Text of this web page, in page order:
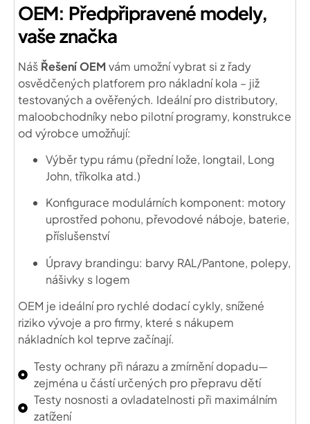
Testy ochrany při nárazu a zmírnění dopadu—
zejména u částí určených pro přepravu dětí
Testy nosnosti a ovladatelnosti při maximálním
zatížení
OEM: Předpřipravené modely,
vaše značka
Náš Řešení OEMvám umožní vybrat si z řady
osvědčených platforem pro nákladní kola – již
testovaných a ověřených. Ideální pro distributory,
maloobchodníky nebo pilotní programy, konstrukce
od výrobce umožňují:
Výběr typu rámu (přední lože, longtail, Long
John, tříkolka atd.)
Konfigurace modulárních komponent: motory
uprostřed pohonu, převodové náboje, baterie,
příslušenství
Úpravy brandingu: barvy RAL/Pantone, polepy,
nášivky s logem
OEM je ideální pro rychlé dodací cykly, snížené
riziko vývoje a pro firmy, které s nákupem
nákladních kol teprve začínají.